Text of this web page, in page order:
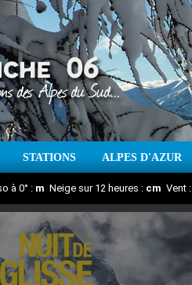
STATIONS ALPES D'AZUR
à 0° : m Neige sur 12 heures : cm Vent :